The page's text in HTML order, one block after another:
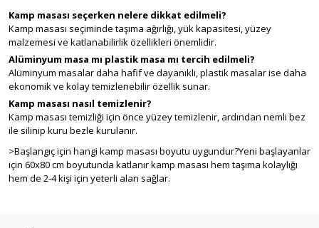
Kamp masası seçerken nelere dikkat edilmeli?
Kamp masası seçiminde taşıma ağırlığı, yük kapasitesi, yüzey
malzemesi ve katlanabilirlik özellikleri önemlidir.
Alüminyum masa mı plastik masa mı tercih edilmeli?
Alüminyum masalar daha hafif ve dayanıklı, plastik masalar ise daha
ekonomik ve kolay temizlenebilir özellik sunar.
Kamp masası nasıl temizlenir?
Kamp masası temizliği için önce yüzey temizlenir, ardından nemli bez
ile silinip kuru bezle kurulanır.
>Başlangıç için hangi kamp masası boyutu uygundur?Yeni başlayanlar
için 60x80 cm boyutunda katlanır kamp masası hem taşıma kolaylığı
hem de 2-4 kişi için yeterli alan sağlar.